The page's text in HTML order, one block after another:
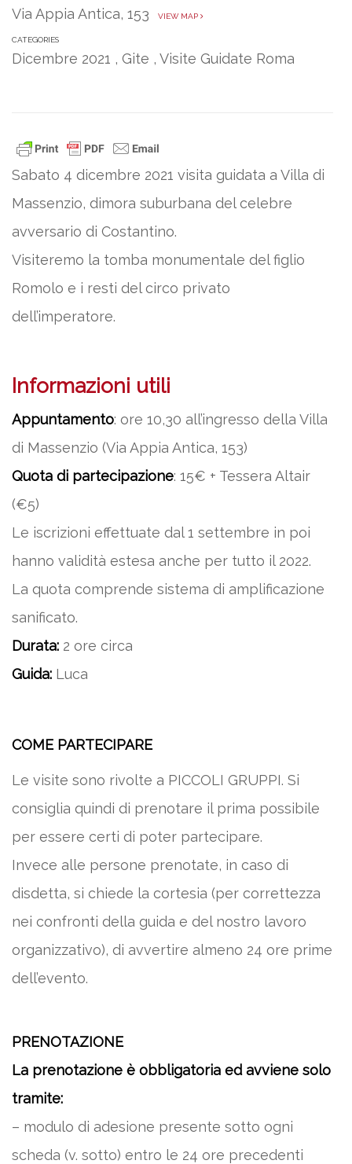
Via Appia Antica, 153 VIEW MAP
CATEGORIES
Dicembre 2021 , Gite , Visite Guidate Roma
Sabato 4 dicembre 2021 visita guidata a Villa di
Massenzio, dimora suburbana del celebre
avversario di Costantino.
Visiteremo la tomba monumentale del figlio
Romolo e i resti del circo privato
dell’imperatore.
Informazioni utili
Appuntamento: ore 10,30 all’ingresso della Villa
di Massenzio (Via Appia Antica, 153)
Quota di partecipazione: 15€ + Tessera Altair
(€5)
Le iscrizioni effettuate dal 1 settembre in poi
hanno validità estesa anche per tutto il 2022.
La quota comprende sistema di amplificazione
sanificato.
Durata: 2 ore circa
Guida: Luca
COME PARTECIPARE
Le visite sono rivolte a PICCOLI GRUPPI. Si
consiglia quindi di prenotare il prima possibile
per essere certi di poter partecipare.
Invece alle persone prenotate, in caso di
disdetta, si chiede la cortesia (per correttezza
nei confronti della guida e del nostro lavoro
organizzativo), di avvertire almeno 24 ore prime
dell’evento.
PRENOTAZIONE
La prenotazione è obbligatoria ed avviene solo
tramite:
– modulo di adesione presente sotto ogni
scheda (v. sotto) entro le 24 ore precedenti